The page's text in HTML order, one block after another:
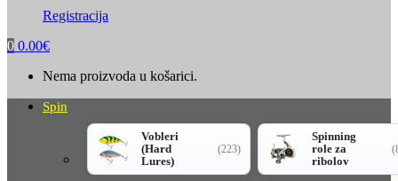
Registracija
0 0.00€
Nema proizvoda u košarici.
Spin
Vobleri
(Hard
Lures)
(223)
Spinning
role za
ribolov